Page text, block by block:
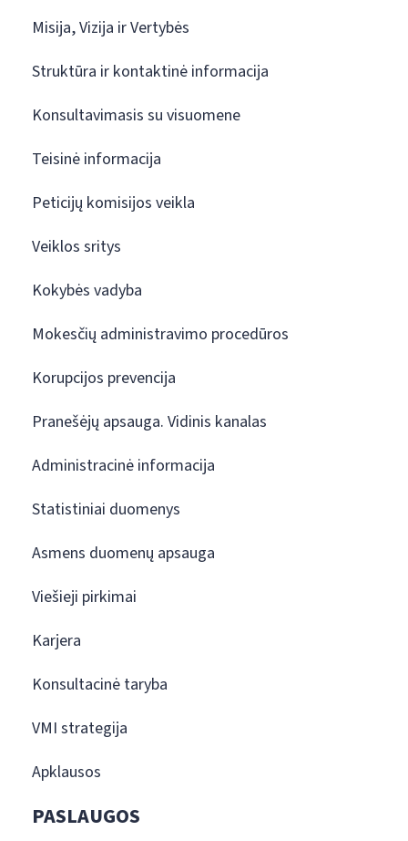
Misija, Vizija ir Vertybės
Struktūra ir kontaktinė informacija
Konsultavimasis su visuomene
Teisinė informacija
Peticijų komisijos veikla
Veiklos sritys
Kokybės vadyba
Mokesčių administravimo procedūros
Korupcijos prevencija
Pranešėjų apsauga. Vidinis kanalas
Administracinė informacija
Statistiniai duomenys
Asmens duomenų apsauga
Viešieji pirkimai
Karjera
Konsultacinė taryba
VMI strategija
Apklausos
PASLAUGOS